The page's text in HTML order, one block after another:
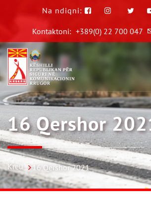
Na ndiqni:
Kontaktoni: +389(0) 22 700 047
16 Qershor
Kreu 16 Qershor 2021